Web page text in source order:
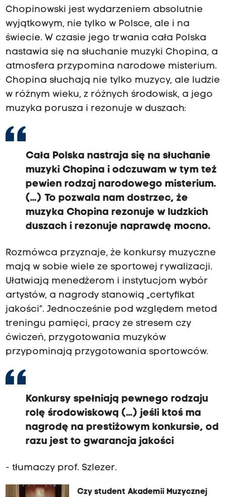
Chopinowski jest wydarzeniem absolutnie
wyjątkowym, nie tylko w Polsce, ale i na
świecie. W czasie jego trwania cała Polska
nastawia się na słuchanie muzyki Chopina, a
atmosfera przypomina narodowe misterium.
Chopina słuchają nie tylko muzycy, ale ludzie
w różnym wieku, z różnych środowisk, a jego
muzyka porusza i rezonuje w duszach:
Cała Polska nastraja się na słuchanie
muzyki Chopina i odczuwam w tym też
pewien rodzaj narodowego misterium.
(…) To pozwala nam dostrzec, że
muzyka Chopina rezonuje w ludzkich
duszach i rezonuje naprawdę mocno.
Rozmówca przyznaje, że konkursy muzyczne
mają w sobie wiele ze sportowej rywalizacji.
Ułatwiają menedżerom i instytucjom wybór
artystów, a nagrody stanowią „certyfikat
jakości”. Jednocześnie pod względem metod
treningu pamięci, pracy ze stresem czy
ćwiczeń, przygotowania muzyków
przypominają przygotowania sportowców.
Konkursy spełniają pewnego rodzaju
rolę środowiskową (…) jeśli ktoś ma
nagrodę na prestiżowym konkursie, od
razu jest to gwarancja jakości
- tłumaczy prof. Szlezer.
Czy student Akademii Muzycznej